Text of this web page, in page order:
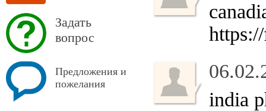
Задать
вопрос
Предложения и
пожелания
india